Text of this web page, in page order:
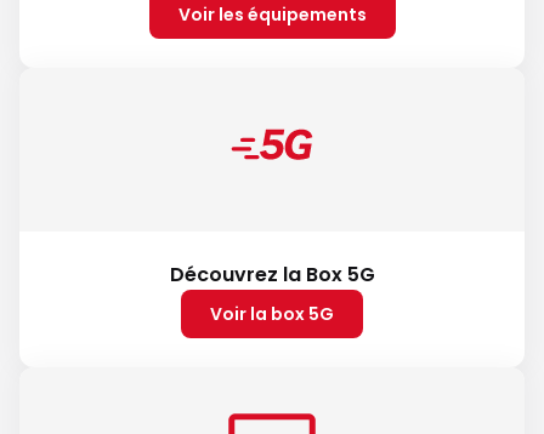
Voir les équipements
Découvrez la Box 5G
Voir la box 5G